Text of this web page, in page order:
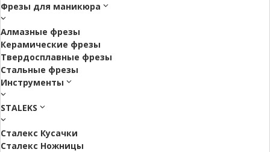
Фрезы для маникюра
Алмазные фрезы
Керамические фрезы
Твердосплавные фрезы
Стальные фрезы
Инструменты
STALEKS
Сталекс Кусачки
Сталекс Ножницы